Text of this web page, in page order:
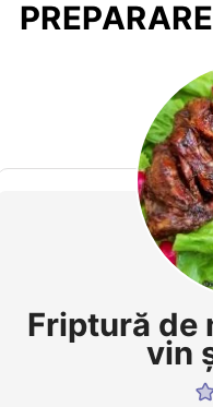
PREPARARE
Friptură de
vin